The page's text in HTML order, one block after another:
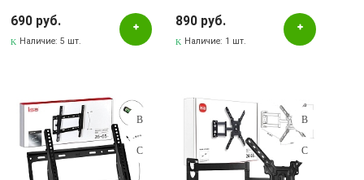
690 руб.
Наличие:5 шт.
890 руб.
Наличие: 1 шт.